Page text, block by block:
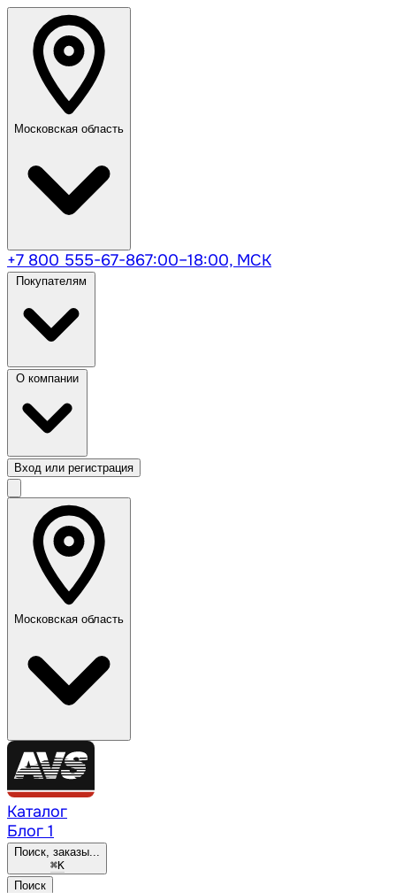
Московская область
+7 800 555-67-867:00–18:00, МСК
Вход или регистрация
Московская область
Каталог
Блог 1
Поиск, заказы...
⌘K
Поиск